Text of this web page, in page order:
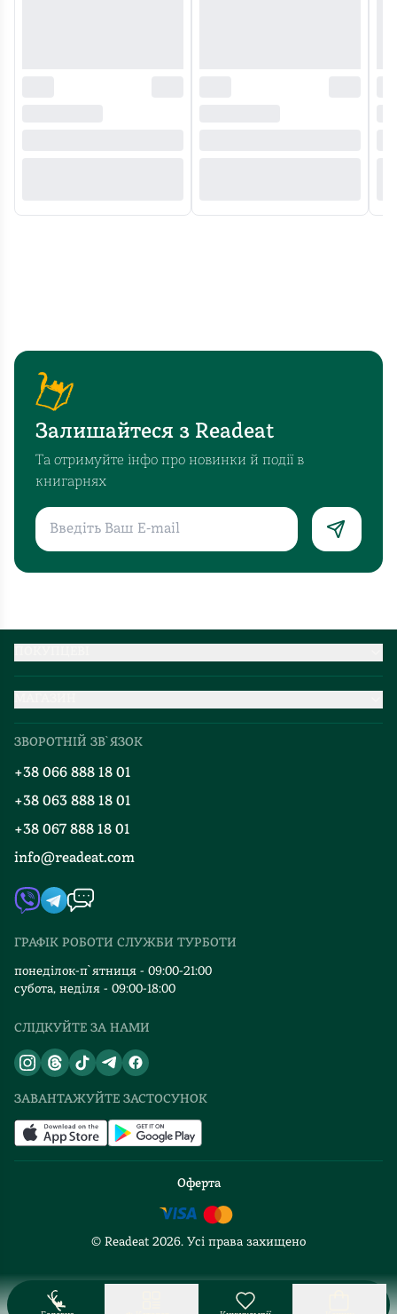
Залишайтеся з Readeat
Та отримуйте інфо про новинки й події в
книгарнях
Про нас
Добірки
Блог
Події
Книгарні
Контакти
Автори
Видавництва
Відгуки та оцінка RDT
Партнерство
ЗВОРОТНІЙ ЗВ`ЯЗОК
+38 066 888 18 01
+38 063 888 18 01
+38 067 888 18 01
info@readeat.com
ГРАФІК РОБОТИ СЛУЖБИ ТУРБОТИ
понеділок-п`ятниця - 09:00-21:00
субота, неділя - 09:00-18:00
СЛІДКУЙТЕ ЗА НАМИ
ЗАВАНТАЖУЙТЕ ЗАСТОСУНОК
Оферта
© Readeat 2026. Усі права захищено